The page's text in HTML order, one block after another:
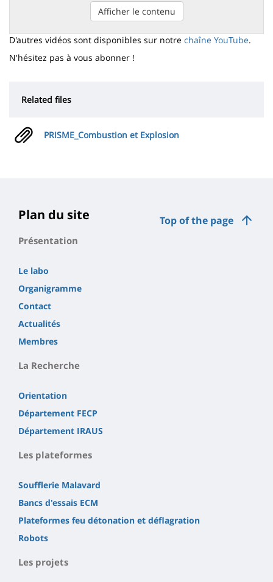
Afficher le contenu
D'autres vidéos sont disponibles sur notre chaîne YouTube.
N'hésitez pas à vous abonner !
Related files
PRISME_Combustion et Explosion
Top of the page
Plan du site
Présentation
Le labo
Organigramme
Contact
Actualités
Membres
La Recherche
Orientation
Département FECP
Département IRAUS
Les plateformes
Soufflerie Malavard
Bancs d'essais ECM
Plateformes feu détonation et déflagration
Robots
Les projets